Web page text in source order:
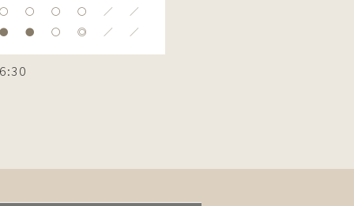
〇 〇 〇 〇 ／
／
●
● 〇 ◎ ／ ／